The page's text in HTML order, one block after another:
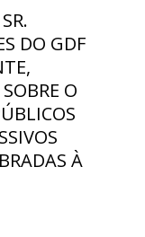
DO GDF
O
À